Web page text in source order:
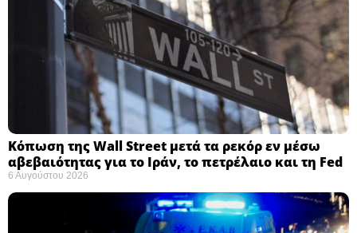
Κόπωση της Wall Street μετά τα ρεκόρ εν μέσω
αβεβαιότητας για το Ιράν, το πετρέλαιο και τη Fed
6 Αυγούστου 2026